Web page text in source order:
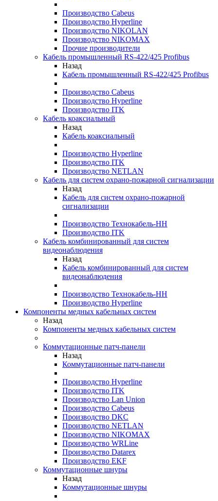
Производство Cabeus
Производство Hyperline
Производство NIKOLAN
Производство NIKOMAX
Прочие производители
Кабель промышленный RS-422/425 Profibus
Назад
Кабель промышленный RS-422/425 Profibus
Производство Cabeus
Производство Hyperline
Производство ITK
Кабель коаксиальный
Назад
Кабель коаксиальный
Производство Hyperline
Производство ITK
Производство NETLAN
Кабель для систем охрано-пожарной сигнализации
Назад
Кабель для систем охрано-пожарной
сигнализации
Производство Технокабель-НН
Производство ITK
Кабель комбинированный для систем
видеонаблюдения
Назад
Кабель комбинированный для систем
видеонаблюдения
Производство Технокабель-НН
Производство Hyperline
Компоненты медных кабельных систем
Назад
Компоненты медных кабельных систем
Коммутационные патч-панели
Назад
Коммутационные патч-панели
Производство Hyperline
Производство ITK
Производство Lan Union
Производство Cabeus
Производство DKC
Производство NETLAN
Производство NIKOMAX
Производство WRLine
Производство Datarex
Производство EKF
Коммутационные шнуры
Назад
Коммутационные шнуры